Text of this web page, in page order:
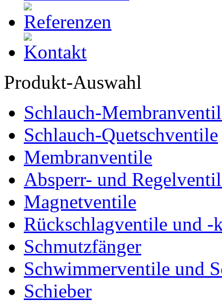
Produkt-Auswahl
Schlauch-
Schlauch-Quetschventile
Membranventile
Absperr- und
Magnetventile
Rückschlagventile und -
Schmutzfänger
Schwimmerventile und
Schieber